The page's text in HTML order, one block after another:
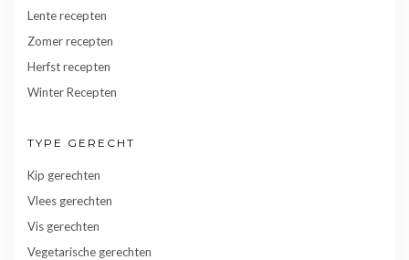
Lente recepten
Zomer recepten
Herfst recepten
Winter Recepten
TYPE GERECHT
Kip gerechten
Vlees gerechten
Vis gerechten
Vegetarische gerechten